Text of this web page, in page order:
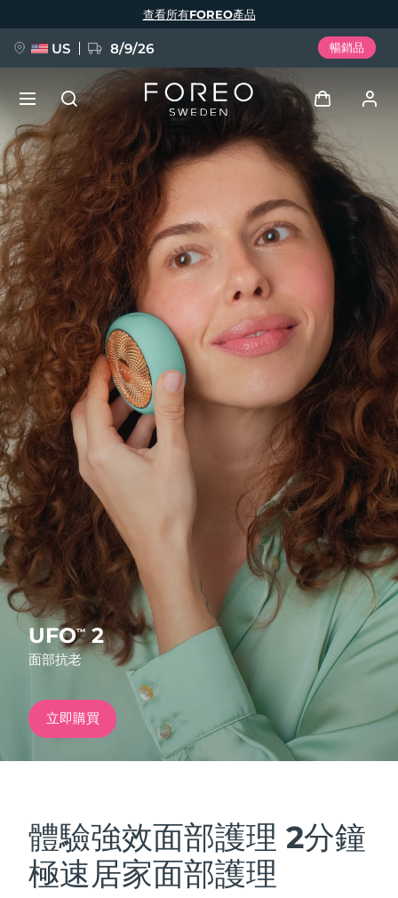
UFO™2
面部抗老
立即購買
體驗強效面部護理2分鐘
極速居家面部護理
查看所有FOREO產品
US 8/9/26 暢銷品
登入
用戶信息
我的設備
我的訂單
我的地址
我的訂閱
新品
FAQ™ Pure Beauty-Tech Elixir
BREAKING NEWS
issa™ Teeth Whitening Set
FAQ™ Dual LED Panel
熱門產品
特別優惠 暢銷產品
紅光療法
語言
English Deutsch
Español
Français
Italiano
Português
Polski
Svenska
Русский
Türkçe
简体中文 繁體中文
發貨國家
美國 預計送達日期 8/9/26
英國 預計送達日期8/8/26
西班牙 預計送達日期8/8/26
澳洲 預計送達日期8/11/26
法國 預計送達日期8/8/26
德國 預計送達日期 8/8/26
加拿大 預計送達日期
奧地利 預計送達日期 8/8/26
巴林 預計送達日期